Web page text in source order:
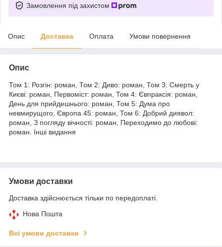
Замовлення під захистом
Опис Доставка Оплата Умови повернення
Опис
Том 1: Розгін: роман, Том 2: Диво: роман, Том 3: Смерть у
Києві: роман, Первоміст: роман, Том 4: Євпраксія: роман,
День для прийдешнього: роман, Том 5: Дума про
невмирущого, Європа 45: роман, Том 6: Добрий диявол:
роман, З погляду вічності: роман, Переходимо до любові:
роман. Інші видання
Умови доставки
Доставка здійснюється тільки по передоплаті.
Нова Пошта
Всі умови доставки